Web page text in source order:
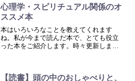
お金を全部奪われてしまった時の、絶望
的な感じなどなど・・・・...
心理学・スピリチュアル関係のオ
ススメ本
本はいろいろなことを教えてくれます
ね。私が今まで読んだ本で、とても役立
った本をご紹介します。時々更新しま
【読書】頭の中のおしゃべりと、